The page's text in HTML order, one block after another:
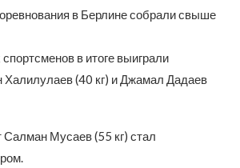
в Берлине собрали свыше
в итоге выиграли
Халилулаев (40 кг) и Джамал Дадаев
Салман Мусаев (55 кг) стал